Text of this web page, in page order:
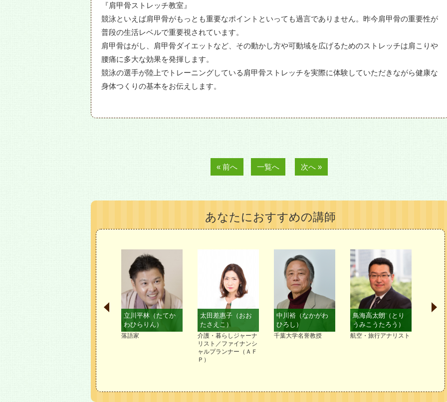
『肩甲骨ストレッチ教室』
競泳といえば肩甲骨がもっとも重要なポイントといっても過言でありません。昨今肩甲骨の重要性が
普段の生活レベルで重要視されています。
肩甲骨はがし、肩甲骨ダイエットなど、その動かし方や可動域を広げるためのストレッチは肩こりや
腰痛に多大な効果を発揮します。
競泳の選手が陸上でトレーニングしている肩甲骨ストレッチを実際に体験していただきながら健康な
身体つくりの基本をお伝えします。
« 前へ 一覧へ 次へ »
あなたにおすすめの講師
北田雄夫（きただ
アドベンチャーランナ
立川平林（たてか
わひらりん）
落語家
太田差惠子（おお
たさえこ）
介護・暮らしジャーナ
リスト／ファイナンシ
ャルプランナー（ＡＦ
Ｐ）
中川裕（なかがわ
ひろし）
千葉大学名誉教授
鳥海高太朗（とり
うみこうたろう）
航空・旅行アナリスト
伊藤
まな
日本
／北
リン
表／